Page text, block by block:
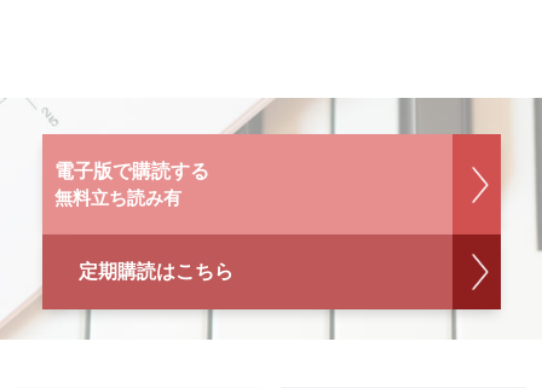
電子版で購読する
無料立ち読み有
定期購読はこちら